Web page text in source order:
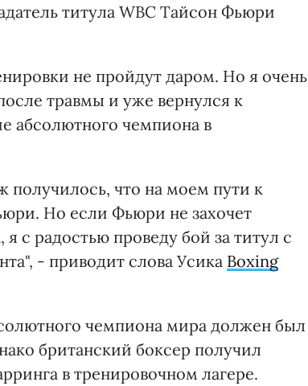
титула WBC Тайсон Фьюри
не пройдут даром. Но я очень
травмы и уже вернулся к
абсолютного чемпиона в
получилось, что на моем пути к
Но если Фьюри не захочет
я с радостью проведу бой за титул с
- приводит слова Усика Boxing
чемпиона мира должен был
британский боксер получил
в тренировочном лагере.